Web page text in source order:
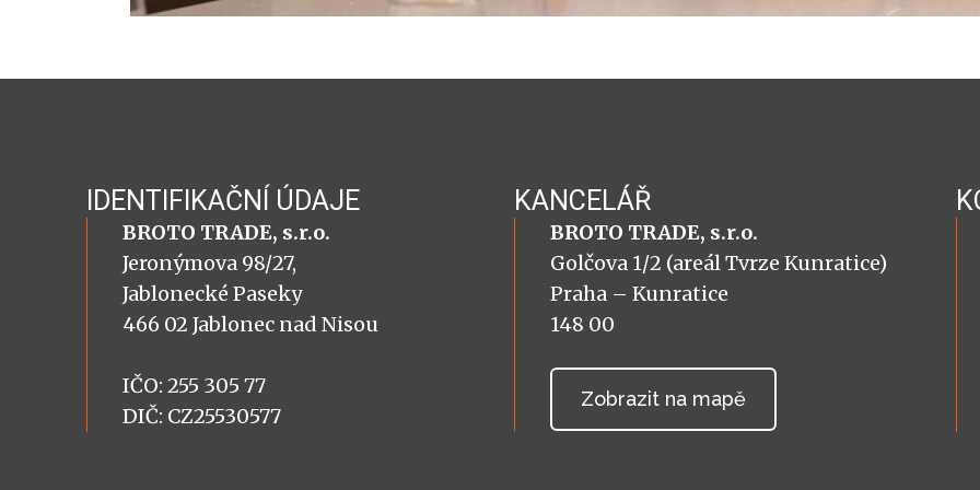
IDENTIFIKAČNÍ ÚDAJE
BROTO TRADE, s.r.o.
Jeronýmova 98/27,
Jablonecké Paseky
466 02 Jablonec nad Nisou
IČO: 255 305 77
DIČ: CZ25530577
KANCELÁŘ
BROTO TRADE, s.r.o.
Golčova 1/2 (areál Tvrze Kunratice)
Praha – Kunratice
148 00
Zobrazit na mapě